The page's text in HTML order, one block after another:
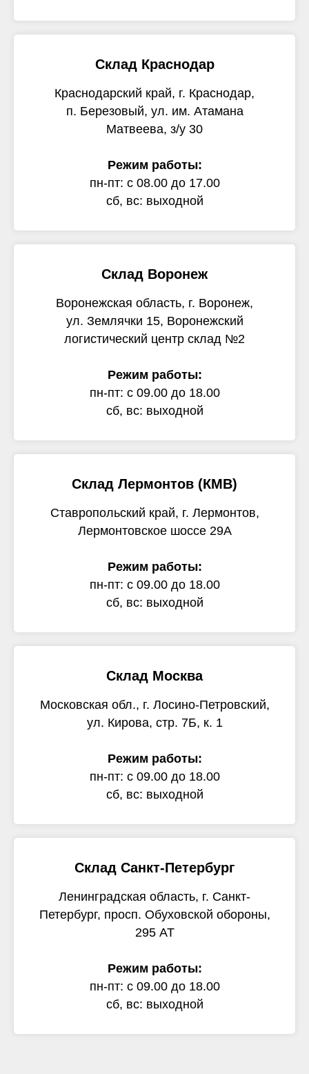
Склад Краснодар
Краснодарский край, г. Краснодар,
п. Березовый, ул. им. Атамана
Матвеева, з/у 30
Режим работы:
пн-пт: с 08.00 до 17.00
сб, вс: выходной
Склад Воронеж
Воронежская область, г. Воронеж,
ул. Землячки 15, Воронежский
логистический центр склад №2
Режим работы:
пн-пт: с 09.00 до 18.00
сб, вс: выходной
Склад Лермонтов (КМВ)
Ставропольский край, г. Лермонтов,
Лермонтовское шоссе 29А
Режим работы:
пн-пт: с 09.00 до 18.00
сб, вс: выходной
Склад Москва
Московская обл., г. Лосино-Петровский,
ул. Кирова, стр. 7Б, к. 1
Режим работы:
пн-пт: с 09.00 до 18.00
сб, вс: выходной
Склад Санкт-Петербург
Ленинградская область, г. Санкт-
Петербург, просп. Обуховской обороны,
295 АТ
Режим работы:
пн-пт: с 09.00 до 18.00
сб, вс: выходной